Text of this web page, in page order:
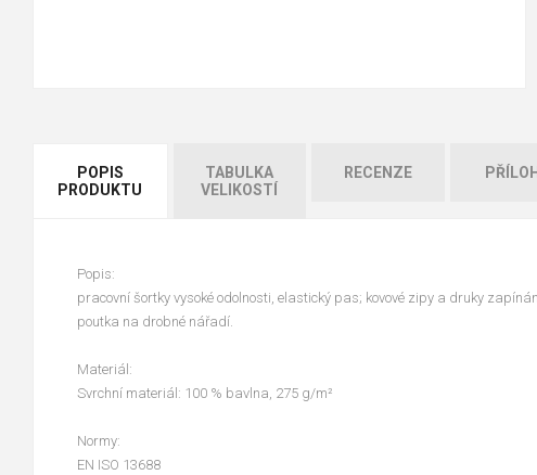
POPIS
PRODUKTU
TABULKA
VELIKOSTÍ
RECENZE
Popis:
pracovní šortky vysoké odolnosti, elastický pas; kovové zipy a druky
poutka na drobné nářadí.
Materiál:
Svrchní materiál: 100 % bavlna, 275 g/m²
Normy:
EN ISO 13688